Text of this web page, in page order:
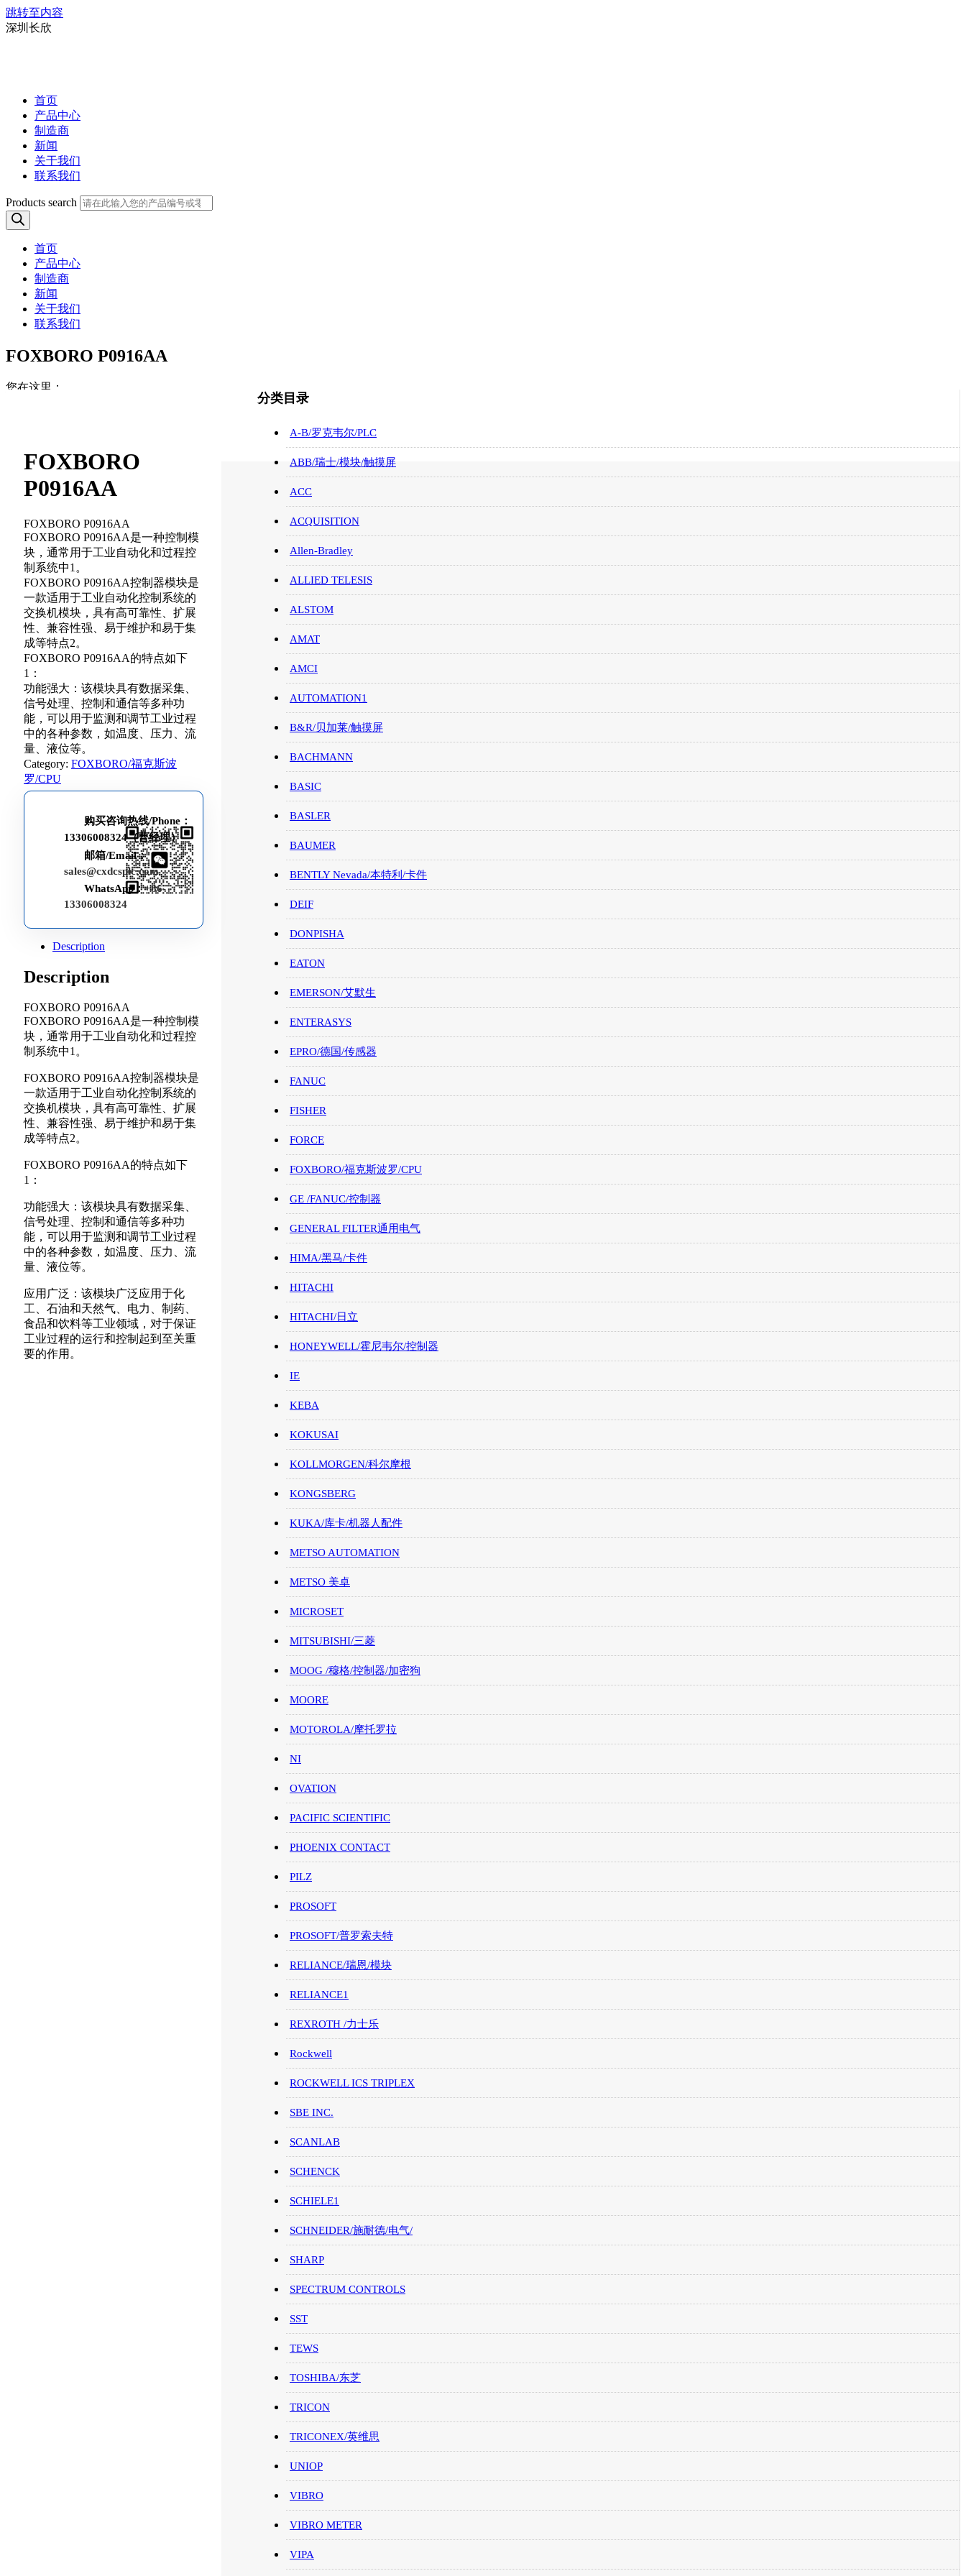
跳转至内容
深圳长欣
首页
产品中心
制造商
新闻
关于我们
联系我们
Products search
首页
产品中心
制造商
新闻
关于我们
联系我们
FOXBORO P0916AA
您在这里：
FOXBORO
P0916AA
FOXBORO P0916AA
FOXBORO P0916AA是一种控制模
块，通常用于工业自动化和过程控
制系统中1。
FOXBORO P0916AA控制器模块是
一款适用于工业自动化控制系统的
交换机模块，具有高可靠性、扩展
性、兼容性强、易于维护和易于集
成等特点2。
FOXBORO P0916AA的特点如下
1：
功能强大：该模块具有数据采集、
信号处理、控制和通信等多种功
能，可以用于监测和调节工业过程
中的各种参数，如温度、压力、流
量、液位等。
Category: FOXBORO/福克斯波
罗/CPU
购买咨询热线/Phone：
13306008324（曹经理）
邮箱/Email：
sales@cxdcsplc.com
WhatsApp：+86-
13306008324
Description
Description
FOXBORO P0916AA
FOXBORO P0916AA是一种控制模
块，通常用于工业自动化和过程控
制系统中1。
FOXBORO P0916AA控制器模块是
一款适用于工业自动化控制系统的
交换机模块，具有高可靠性、扩展
性、兼容性强、易于维护和易于集
成等特点2。
FOXBORO P0916AA的特点如下
1：
功能强大：该模块具有数据采集、
信号处理、控制和通信等多种功
能，可以用于监测和调节工业过程
中的各种参数，如温度、压力、流
量、液位等。
应用广泛：该模块广泛应用于化
工、石油和天然气、电力、制药、
食品和饮料等工业领域，对于保证
工业过程的运行和控制起到至关重
要的作用。
分类目录
A-B/罗克韦尔/PLC
ABB/瑞士/模块/触摸屏
ACC
ACQUISITION
Allen-Bradley
ALLIED TELESIS
ALSTOM
AMAT
AMCI
AUTOMATION1
B&R/贝加莱/触摸屏
BACHMANN
BASIC
BASLER
BAUMER
BENTLY Nevada/本特利/卡件
DEIF
DONPISHA
EATON
EMERSON/艾默生
ENTERASYS
EPRO/德国/传感器
FANUC
FISHER
FORCE
FOXBORO/福克斯波罗/CPU
GE /FANUC/控制器
GENERAL FILTER通用电气
HIMA/黑马/卡件
HITACHI
HITACHI/日立
HONEYWELL/霍尼韦尔/控制器
IE
KEBA
KOKUSAI
KOLLMORGEN/科尔摩根
KONGSBERG
KUKA/库卡/机器人配件
METSO AUTOMATION
METSO 美卓
MICROSET
MITSUBISHI/三菱
MOOG /穆格/控制器/加密狗
MOORE
MOTOROLA/摩托罗拉
NI
OVATION
PACIFIC SCIENTIFIC
PHOENIX CONTACT
PILZ
PROSOFT
PROSOFT/普罗索夫特
RELIANCE/瑞恩/模块
RELIANCE1
REXROTH /力士乐
Rockwell
ROCKWELL ICS TRIPLEX
SBE INC.
SCANLAB
SCHENCK
SCHIELE1
SCHNEIDER/施耐德/电气/
SHARP
SPECTRUM CONTROLS
SST
TEWS
TOSHIBA/东芝
TRICON
TRICONEX/英维思
UNIOP
VIBRO
VIBRO METER
VIPA